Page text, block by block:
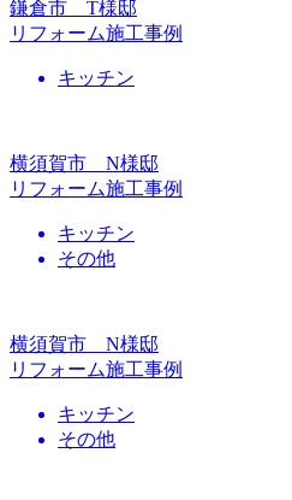
鎌倉市 T様邸
リフォーム施工事例
キッチン
横須賀市 N様邸
リフォーム施工事例
キッチン
その他
横須賀市 N様邸
リフォーム施工事例
キッチン
その他